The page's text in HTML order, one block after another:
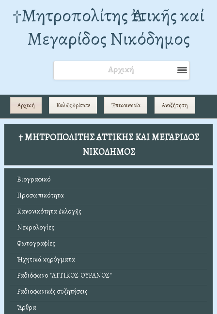
†Mητροπολίτης Ἀττικῆς καί
Μεγαρίδος Νικόδημος
Αρχική
Αρχική Καλῶς ὁρίσατε Ἐπικοινωνία Αναζήτηση
† ΜΗΤΡΟΠΟΛΙΤΗΣ ΑΤΤΙΚΗΣ ΚΑΙ ΜΕΓΑΡΙΔΟΣ
ΝΙΚΟΔΗΜΟΣ
Βιογραφικό
Προσωπικότητα
Κανονικότητα ἐκλογῆς
Νεκρολογίες
Φωτογραφίες
Ἠχητικά κηρύγματα
Ραδιόφωνο "ΑΤΤΙΚΟΣ ΟΥΡΑΝΟΣ"
Ραδιοφωνικές συζητήσεις
Ἄρθρα